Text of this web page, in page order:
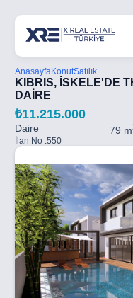
AnasayfaKonutSatılık
KIBRIS, İSKELE'DE
DAİRE
₺11.215.000
Daire 79 m
İlan No :550